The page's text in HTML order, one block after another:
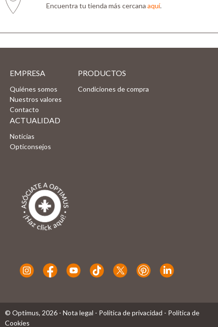
Encuentra tu tienda más cercana aquí.
EMPRESA
Quiénes somos
Nuestros valores
Contacto
PRODUCTOS
Condiciones de compra
ACTUALIDAD
Noticias
Opticonsejos
© Optimus, 2026 - Nota legal - Política de privacidad - Política de
Cookies